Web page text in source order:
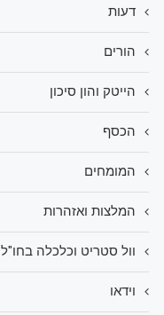
דעות
הורים
הייטק והון סיכון
הכסף
המומחים
המלצות ואזהרות
וול סטריט וכלכלה בחו"ל
וידאו